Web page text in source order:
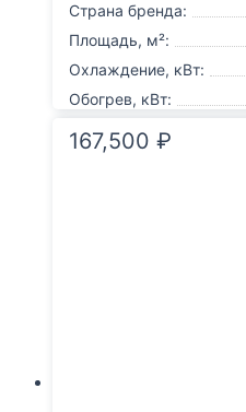
Страна бренда:
Площадь, м²:
Охлаждение, кВт:
Обогрев, кВт:
167,500 ₽